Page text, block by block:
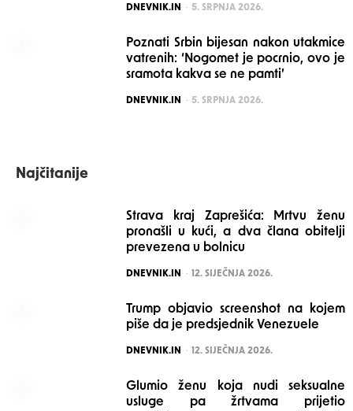
POSTED
DNEVNIK.IN 5. SRPNJA 2026.
Poznati Srbin bijesan nakon utakmice
vatrenih: ‘Nogomet je pocrnio, ovo je
sramota kakva se ne pamti’
POSTED
DNEVNIK.IN 5. SRPNJA 2026.
Najčitanije
Strava kraj Zaprešića: Mrtvu ženu
pronašli u kući, a dva člana obitelji
prevezena u bolnicu
POSTED
DNEVNIK.IN 12. SIJEČNJA 2026.
Trump objavio screenshot na kojem
piše da je predsjednik Venezuele
POSTED
DNEVNIK.IN 12. SIJEČNJA 2026.
Glumio ženu koja nudi seksualne
usluge pa žrtvama prijetio